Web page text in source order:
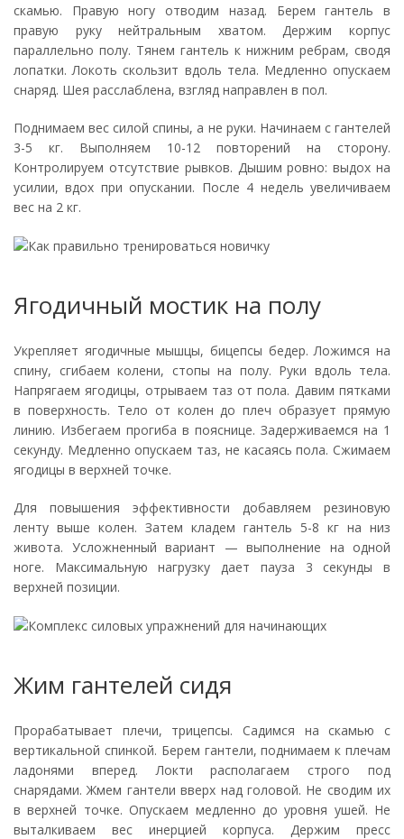
скамью. Правую ногу отводим назад. Берем гантель в
правую руку нейтральным хватом. Держим корпус
параллельно полу. Тянем гантель к нижним ребрам, сводя
лопатки. Локоть скользит вдоль тела. Медленно опускаем
снаряд. Шея расслаблена, взгляд направлен в пол.
Поднимаем вес силой спины, а не руки. Начинаем с гантелей
3-5 кг. Выполняем 10-12 повторений на сторону.
Контролируем отсутствие рывков. Дышим ровно: выдох на
усилии, вдох при опускании. После 4 недель увеличиваем
вес на 2 кг.
Ягодичный мостик на полу
Укрепляет ягодичные мышцы, бицепсы бедер. Ложимся на
спину, сгибаем колени, стопы на полу. Руки вдоль тела.
Напрягаем ягодицы, отрываем таз от пола. Давим пятками
в поверхность. Тело от колен до плеч образует прямую
линию. Избегаем прогиба в пояснице. Задерживаемся на 1
секунду. Медленно опускаем таз, не касаясь пола. Сжимаем
ягодицы в верхней точке.
Для повышения эффективности добавляем резиновую
ленту выше колен. Затем кладем гантель 5-8 кг на низ
живота. Усложненный вариант — выполнение на одной
ноге. Максимальную нагрузку дает пауза 3 секунды в
верхней позиции.
Жим гантелей сидя
Прорабатывает плечи, трицепсы. Садимся на скамью с
вертикальной спинкой. Берем гантели, поднимаем к плечам
ладонями вперед. Локти располагаем строго под
снарядами. Жмем гантели вверх над головой. Не сводим их
в верхней точке. Опускаем медленно до уровня ушей. Не
выталкиваем вес инерцией корпуса. Держим пресс